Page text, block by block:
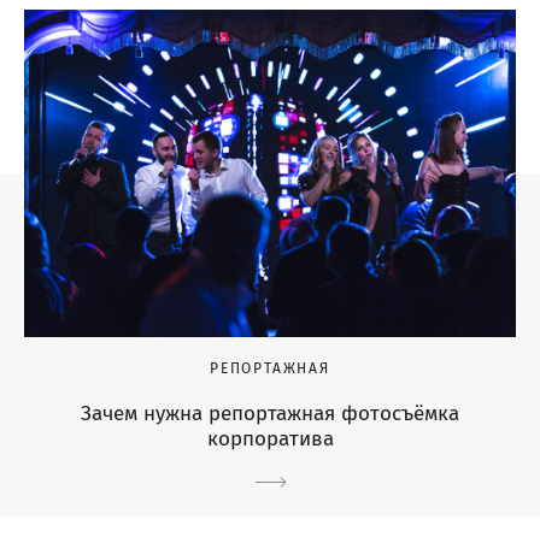
РЕПОРТАЖНАЯ
Зачем нужна репортажная фотосъёмка
корпоратива